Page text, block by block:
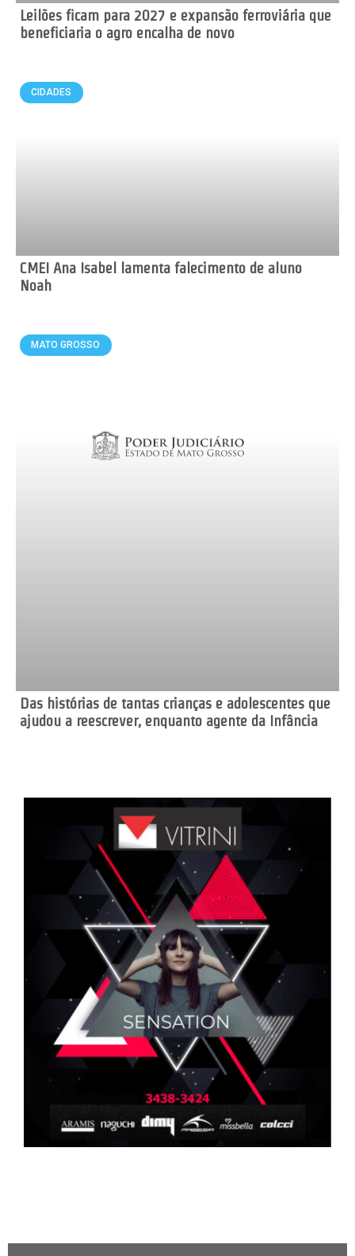
Leilões ficam para 2027 e expansão ferroviária que
beneficiaria o agro encalha de novo
CIDADES
CMEI Ana Isabel lamenta falecimento de aluno
Noah
MATO GROSSO
Das histórias de tantas crianças e adolescentes que
ajudou a reescrever, enquanto agente da Infância